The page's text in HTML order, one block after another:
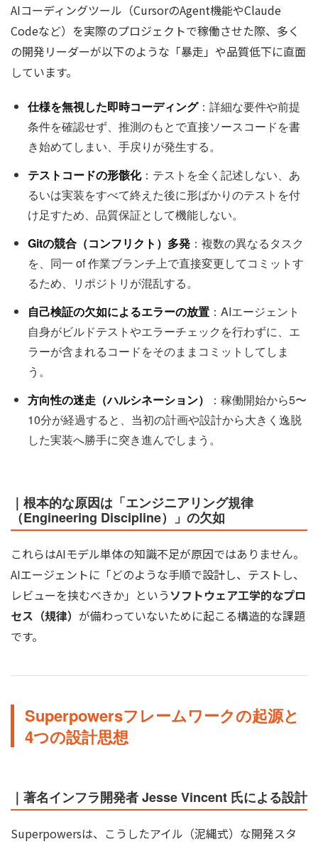
AIコーディングツール（CursorのAgent機能やClaude
Codeなど）を実際のプロジェクトで稼働させた際、多く
の開発リーダーが以下のような「暴走」や品質低下に直面
しています。
仕様を無視した即時コーディング：詳細な要件や前提
条件を確認せず、推測のもとで直接ソースコードを書
き始めてしまい、手戻りが発生する。
テストコードの形骸化：テストを全く記述しない、あ
るいは実装をすべて終えた後に形ばかりのテストを付
け足すため、品質保証として機能しない。
Gitの競合（コンフリクト）多発 ：複数の異なるタスク
を、同一 of 作業ブランチ上で直接変更してコミットす
るため、リポジトリが混乱する。
自己検証の欠如によるエラーの放置 ：AIエージェント
自身がビルドテストやエラーチェックを行わずに、エ
ラーが含まれるコードをそのままコミットしてしま
う。
方向性の迷走（ハルシネーション）
：稼働開始から5〜
10分が経過すると、当初の計画や設計から大きく逸脱
した実装へ勝手に突き進んでしまう。
｜根本的な原因は「エンジニアリング規律
（Engineering Discipline）」の欠如
これらはAIモデル単体の知識不足が原因ではありません。
AIエージェントに「どのような手順で設計し、テストし、
レビューを挟むべきか」というソフトウェア工学的なプロ
セス（規律） が備わっていないために起こる構造的な課題
です。
Superpowersフレームワークの起源と
4つの設計思想
｜著名インフラ開発者 Jesse Vincent 氏による設計
Superpowersは、こうしたアイル（泥縄式）な開発スタ